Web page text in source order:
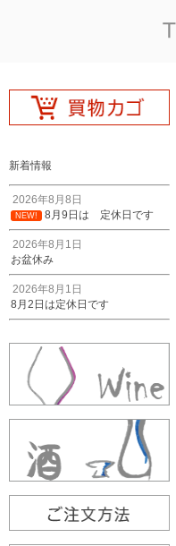
新着情報
2026年8月8日
NEW! 8月9日は 定休日です
2026年8月1日
お盆休み
2026年8月1日
8月2日は定休日です